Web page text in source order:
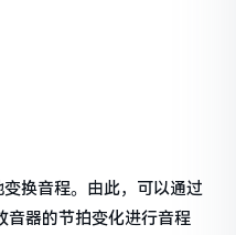
换音程。由此，可以通过
音器的节拍变化进行音程